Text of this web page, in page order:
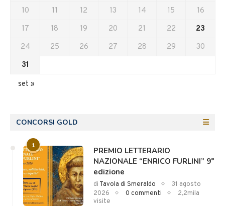
10
11 12 13 14 15
16
17
18 19 20 21 22
23
24
25 26 27 28 29
30
31
set »
CONCORSI GOLD
1
PREMIO LETTERARIO
NAZIONALE “ENRICO FURLINI” 9°
edizione
di Tavola di Smeraldo
31 agosto
2026
0 commenti
2,2mila
visite